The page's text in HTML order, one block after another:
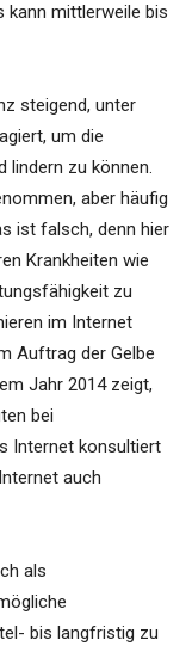
kann mittlerweile bis
steigend, unter
um die
lindern zu können.
aber häufig
ist falsch, denn hier
Krankheiten wie
zu
im Internet
Auftrag der Gelbe
Jahr 2014 zeigt,
bei
Internet konsultiert
auch
als
bis langfristig zu